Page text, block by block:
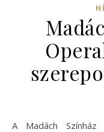
A Madách Színház az egyik legjelentősebb színházi